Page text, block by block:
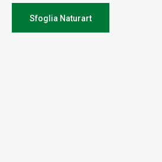
Sfoglia Naturart